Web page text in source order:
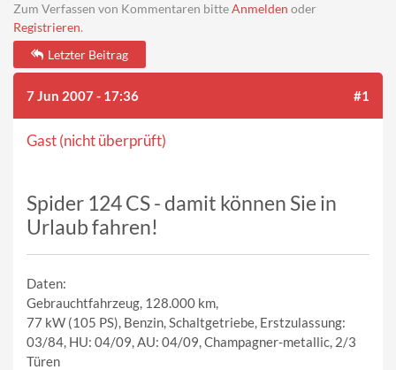
Zum Verfassen von Kommentaren bitteAnmelden oder
Registrieren.
Letzter Beitrag
7 Jun 2007 - 17:36 #1
Gast (nicht überprüft)
Spider 124 CS - damit können Sie in
Urlaub fahren!
Daten:
Gebrauchtfahrzeug, 128.000 km,
77 kW (105 PS), Benzin, Schaltgetriebe, Erstzulassung:
03/84, HU: 04/09, AU: 04/09, Champagner-metallic, 2/3
Türen